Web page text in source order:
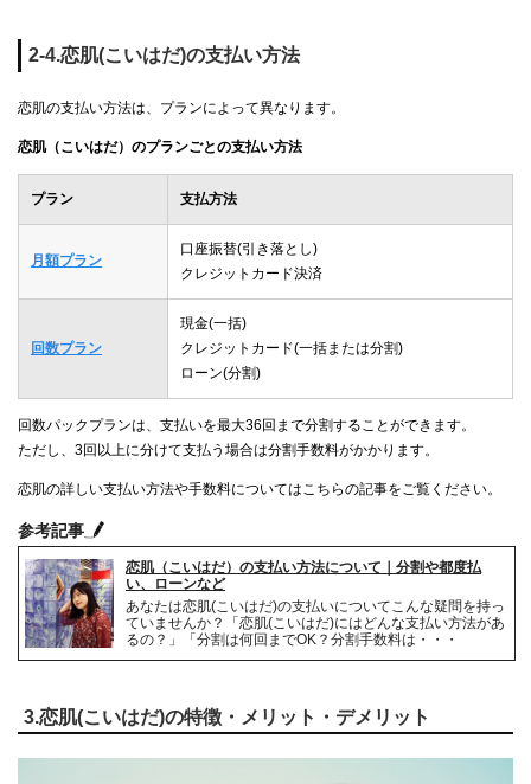
2-4.恋肌(こいはだ)の支払い方法
恋肌の支払い方法は、プランによって異なります。
恋肌（こいはだ）のプランごとの支払い方法
プラン 支払方法
月額プラン
口座振替(引き落とし)
クレジットカード決済
回数プラン
現金(一括)
クレジットカード(一括または分割)
ローン(分割)
回数パックプランは、支払いを最大36回まで分割することができます。
ただし、3回以上に分けて支払う場合は分割手数料がかかります。
恋肌の詳しい支払い方法や手数料についてはこちらの記事をご覧ください。
参考記事
恋肌（こいはだ）の支払い方法について｜分割や都度払
い、ローンなど
あなたは恋肌(こいはだ)の支払いについてこんな疑問を持っ
ていませんか？「恋肌(こいはだ)にはどんな支払い方法があ
るの？」「分割は何回までOK？分割手数料は・・・
3.恋肌(こいはだ)の特徴・メリット・デメリット